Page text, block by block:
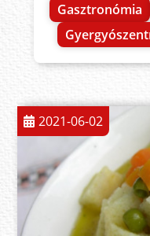
Gasztronómia
2021-06-02